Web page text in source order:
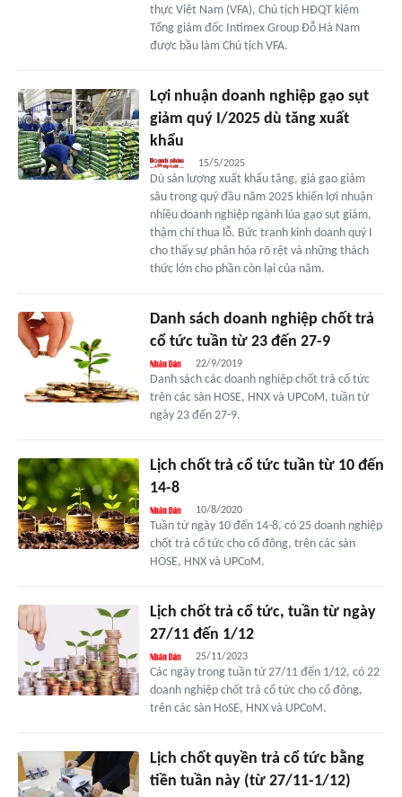
thực Việt Nam (VFA), Chủ tịch HĐQT kiêm
Tổng giám đốc Intimex Group Đỗ Hà Nam
được bầu làm Chủ tịch VFA.
Lợi nhuận doanh nghiệp gạo sụt
giảm quý I/2025 dù tăng xuất
khẩu
15/5/2025
Dù sản lượng xuất khẩu tăng, giá gạo giảm
sâu trong quý đầu năm 2025 khiến lợi nhuận
nhiều doanh nghiệp ngành lúa gạo sụt giảm,
thậm chí thua lỗ. Bức tranh kinh doanh quý I
cho thấy sự phân hóa rõ rệt và những thách
thức lớn cho phần còn lại của năm.
Danh sách doanh nghiệp chốt trả
cổ tức tuần từ 23 đến 27-9
22/9/2019
Danh sách các doanh nghiệp chốt trả cổ tức
trên các sàn HOSE, HNX và UPCoM, tuần từ
ngày 23 đến 27-9.
Lịch chốt trả cổ tức tuần từ 10 đến
14-8
10/8/2020
Tuần từ ngày 10 đến 14-8, có 25 doanh nghiệp
chốt trả cổ tức cho cổ đông, trên các sàn
HOSE, HNX và UPCoM.
Lịch chốt trả cổ tức, tuần từ ngày
27/11 đến 1/12
25/11/2023
Các ngày trong tuần từ 27/11 đến 1/12, có 22
doanh nghiệp chốt trả cổ tức cho cổ đông,
trên các sàn HoSE, HNX và UPCoM.
Lịch chốt quyền trả cổ tức bằng
tiền tuần này (từ 27/11-1/12)